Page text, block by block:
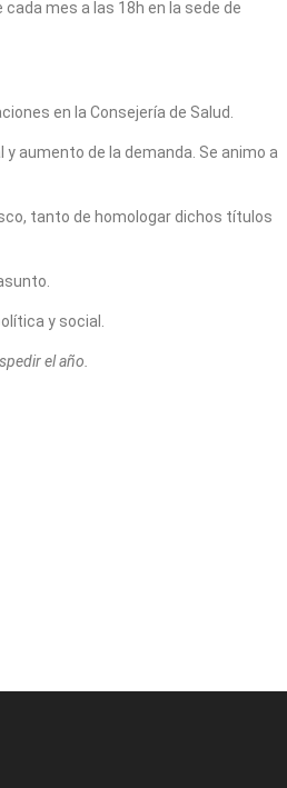
mes a las 18h en la sede de
en la Consejería de Salud.
aumento de la demanda. Se animo a
tanto de homologar dichos títulos
y social.
el año.